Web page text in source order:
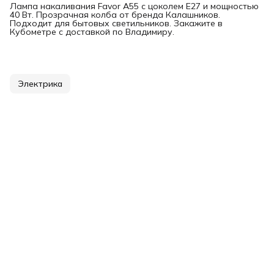
Лампа накаливания Favor A55 с цоколем E27 и мощностью
40 Вт. Прозрачная колба от бренда Калашников.
Подходит для бытовых светильников. Закажите в
Кубометре с доставкой по Владимиру.
Электрика